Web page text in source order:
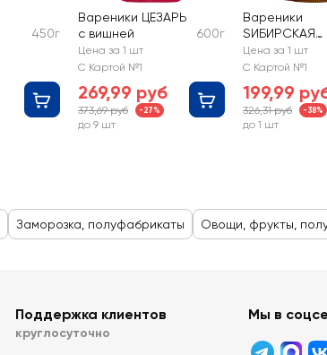
450г
Вареники ЦЕЗАРЬ
с вишней
600г
Цена за 1 шт
С Картой №1
269,99 руб
373,69 руб -27%
до 9 шт
Вареники
SИБИРСКАЯ
КОЛЛЕКЦИЯ с
картофелем и
Цена за 1 шт
С Картой №1
199,99
326,31 руб -38%
до 1 шт
Заморозка, полуфабрикаты Овощи, фрукты,
Поддержка клиентов
круглосуточно
Мы в